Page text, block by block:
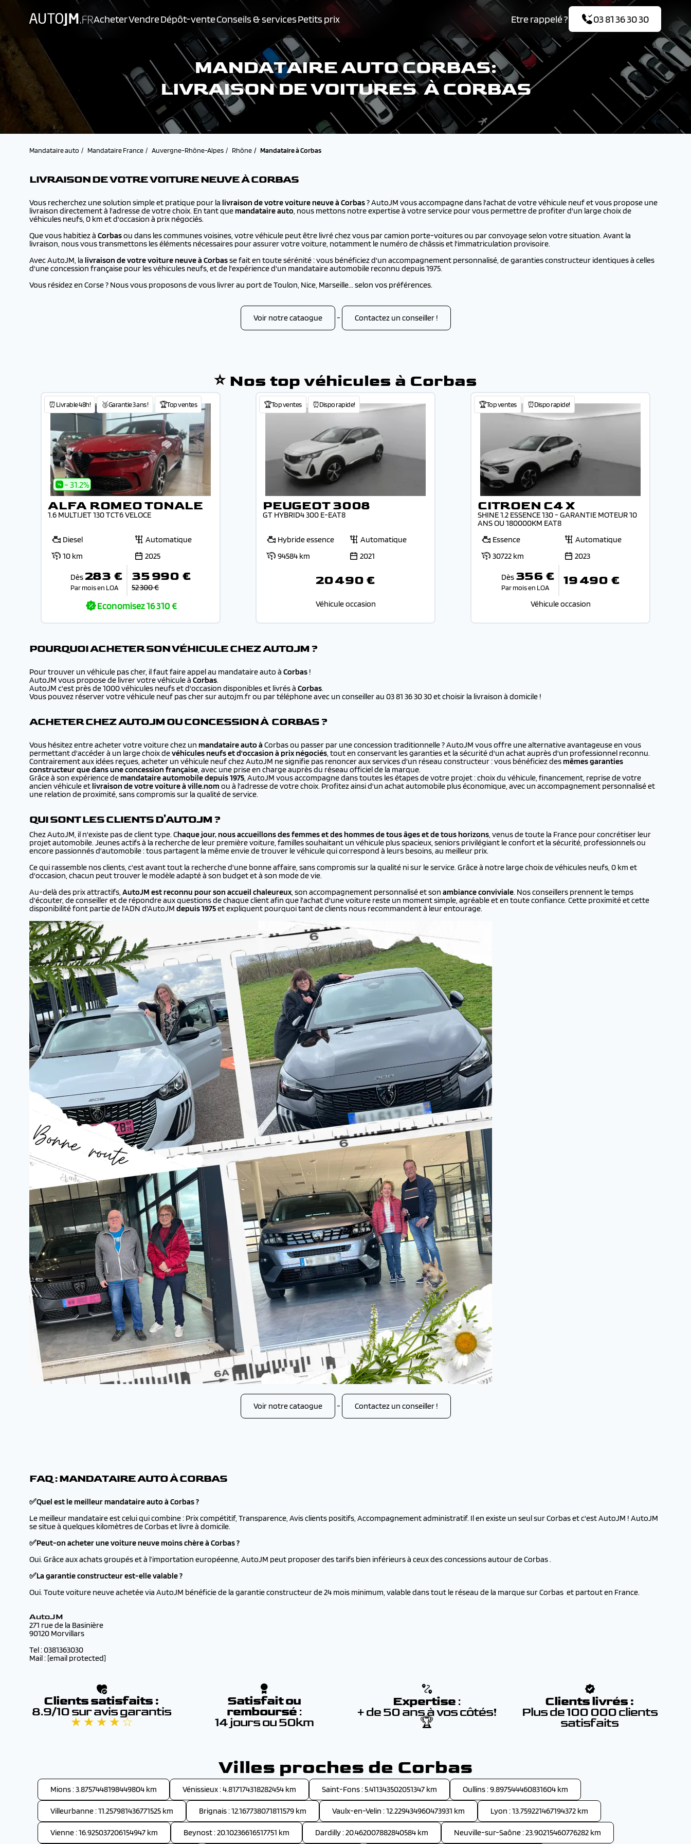
AcheterVendreDépôt-venteConseils & servicesPetits prix Etre rappelé ? 03 81 36 30 30
MANDATAIRE AUTO CORBAS:
LIVRAISON DE VOITURES À CORBAS
Mandataire auto Mandataire France Auvergne-Rhône-Alpes Rhône Mandataire à Corbas
LIVRAISON DE VOTRE VOITURE NEUVE À CORBAS
Vous recherchez une solution simple et pratique pour la livraison de votre voiture neuve à Corbas? AutoJM vous accompagne dans l'achat de votre véhicule neuf et vous propose une
livraison directement à l'adresse de votre choix. En tant quemandataire auto, nous mettons notre expertise à votre service pour vous permettre de profiter d'un large choix de
véhicules neufs, 0 km et d'occasion à prix négociés.
Que vous habitiez à Corbasou dans les communes voisines, votre véhicule peut être livré chez vous par camion porte-voitures ou par convoyage selon votre situation. Avant la
livraison, nous vous transmettons les éléments nécessaires pour assurer votre voiture, notamment le numéro de châssis et l'immatriculation provisoire.
Avec AutoJM, la livraison de votre voiture neuve à Corbasse fait en toute sérénité : vous bénéficiez d'un accompagnement personnalisé, de garanties constructeur identiques à celles
d'une concession française pour les véhicules neufs, et de l'expérience d'un mandataire automobile reconnu depuis 1975.
Vous résidez en Corse ? Nous vous proposons de vous livrer au port de Toulon, Nice, Marseille... selon vos préférences.
Voir notre cataogue - Contactez un conseiller !
⭐ Nos top véhicules à Corbas
⏰Livrable 48h! 🥉Garantie 3 ans ! 🏆Top ventes
- 31.2%
ALFA ROMEO TONALE
1.6 MULTIJET 130 TCT6 VELOCE
Diesel
Automatique
10 km
2025
Dès 283 €
Par mois en LOA
35 990 €
52 300 €
Economisez16 310 €
🏆Top ventes ⏰Dispo rapide!
PEUGEOT 3008
GT HYBRID4 300 E-EAT8
Hybride essence
Automatique
94584 km
2021
20 490 €
Véhicule occasion
🏆Top ventes ⏰Dispo rapide!
CITROEN C4 X
SHINE 1.2 ESSENCE 130 - GARANTIE MOTEUR 10
ANS OU 180000KM EAT8
Essence
Automatique
30722 km
2023
Dès 356 €
Par mois en LOA 19 490 €
Véhicule occasion
POURQUOI ACHETER SON VÉHICULE CHEZ AUTOJM ?
Pour trouver un véhicule pas cher, il faut faire appel au mandataire auto à Corbas !
AutoJM vous propose de livrer votre véhicule à Corbas.
AutoJM c'est près de 1000 véhicules neufs et d'occasion disponibles et livrés à Corbas.
Vous pouvez réserver votre véhicule neuf pas cher sur autojm.fr ou par téléphone avec un conseiller au 03 81 36 30 30 et choisir la livraison à domicile !
ACHETER CHEZ AUTOJM OU CONCESSION À CORBAS ?
Vous hésitez entre acheter votre voiture chez un mandataire auto à Corbas ou passer par une concession traditionnelle ? AutoJM vous offre une alternative avantageuse en vous
permettant d'accéder à un large choix devéhicules neufs et d'occasion à prix négociés, tout en conservant les garanties et la sécurité d'un achat auprès d'un professionnel reconnu.
Contrairement aux idées reçues, acheter un véhicule neuf chez AutoJM ne signifie pas renoncer aux services d'un réseau constructeur : vous bénéficiez desmêmes garanties
constructeur que dans une concession française, avec une prise en charge auprès du réseau officiel de la marque.
Grâce à son expérience demandataire automobile depuis 1975, AutoJM vous accompagne dans toutes les étapes de votre projet : choix du véhicule, financement, reprise de votre
ancien véhicule etlivraison de votre voiture à ville.nom ou à l'adresse de votre choix. Profitez ainsi d'un achat automobile plus économique, avec un accompagnement personnalisé et
une relation de proximité, sans compromis sur la qualité de service.
QUI SONT LES CLIENTS D'AUTOJM ?
Chez AutoJM, il n'existe pas de client type. Chaque jour, nous accueillons des femmes et des hommes de tous âges et de tous horizons, venus de toute la France pour concrétiser leur
projet automobile. Jeunes actifs à la recherche de leur première voiture, familles souhaitant un véhicule plus spacieux, seniors privilégiant le confort et la sécurité, professionnels ou
encore passionnés d'automobile : tous partagent la même envie de trouver le véhicule qui correspond à leurs besoins, au meilleur prix.
Ce qui rassemble nos clients, c'est avant tout la recherche d'une bonne affaire, sans compromis sur la qualité ni sur le service. Grâce à notre large choix de véhicules neufs, 0 km et
d'occasion, chacun peut trouver le modèle adapté à son budget et à son mode de vie.
Au-delà des prix attractifs, AutoJM est reconnu pour son accueil chaleureux, son accompagnement personnalisé et son ambiance conviviale. Nos conseillers prennent le temps
d'écouter, de conseiller et de répondre aux questions de chaque client afin que l'achat d'une voiture reste un moment simple, agréable et en toute confiance. Cette proximité et cette
disponibilité font partie de l'ADN d'AutoJM depuis 1975et expliquent pourquoi tant de clients nous recommandent à leur entourage.
Voir notre cataogue - Contactez un conseiller !
FAQ : MANDATAIRE AUTO À CORBAS
✅Quel est le meilleur mandataire auto à Corbas ?
Le meilleur mandataire est celui qui combine : Prix compétitif, Transparence, Avis clients positifs, Accompagnement administratif. Il en existe un seul sur Corbas et c'est AutoJM ! AutoJM
se situe à quelques kilomètres de Corbas et livre à domicile.
✅Peut-on acheter une voiture neuve moins chère à Corbas ?
Oui. Grâce aux achats groupés et à l’importation européenne, AutoJM peut proposer des tarifs bien inférieurs à ceux des concessions autour de Corbas .
✅La garantie constructeur est-elle valable ?
Oui. Toute voiture neuve achetée via AutoJM bénéficie de la garantie constructeur de 24 mois minimum, valable dans tout le réseau de la marque sur Corbas et partout en France.
AutoJM
271 rue de la Basinière
90120 Morvillars
Tel : 0381363030
Mail : [email protected]
Clients satisfaits :
8.9/10 sur avis garantis
★ ★ ★ ★ ☆
Satisfait ou
remboursé :
14 jours ou 50km
Expertise :
+ de 50 ans à vos côtés!
🏆
Clients livrés :
Plus de 100 000 clients
satisfaits
Villes proches de Corbas
Mions : 3.8757448198449804 km Vénissieux : 4.817174318282454 km Saint-Fons : 5.411343502051347 km Oullins : 9.897544460831604 km
Villeurbanne : 11.257981436771525 km Brignais : 12.167738071811579 km Vaulx-en-Velin : 12.229434960473931 km Lyon : 13.759221467194372 km
Vienne : 16.925037206154947 km Beynost : 20.10236616517751 km Dardilly : 20.462007882840584 km Neuville-sur-Saône : 23.90215460776282 km